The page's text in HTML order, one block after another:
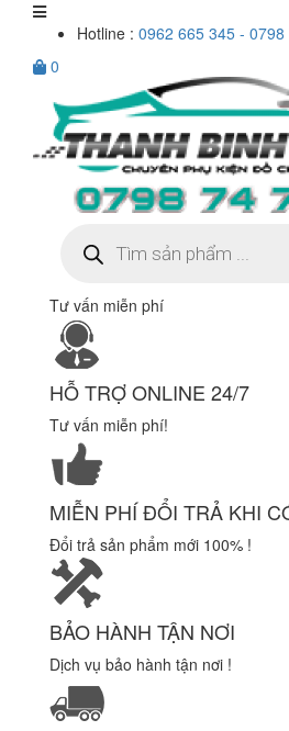
Hotline : 0962 665 345 - 0798
0
kiếm
sản
Tư vấn miễn phí
HỖ TRỢ ONLINE 24/7
Tư vấn miễn phí!
MIỄN PHÍ ĐỔI TRẢ KHI
Đổi trả sản phẩm mới 100% !
BẢO HÀNH TẬN NƠI
Dịch vụ bảo hành tận nơi !